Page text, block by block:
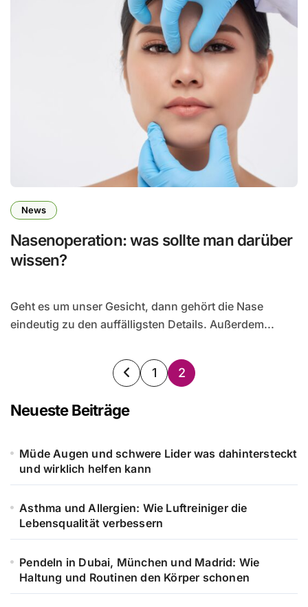
News
Nasenoperation: was sollte man darüber
wissen?
Geht es um unser Gesicht, dann gehört die Nase
eindeutig zu den auffälligsten Details. Außerdem...
Seitennummerierung
Beiträge
1 2
Neueste Beiträge
Müde Augen und schwere Lider was dahintersteckt
und wirklich helfen kann
Asthma und Allergien: Wie Luftreiniger die
Lebensqualität verbessern
Pendeln in Dubai, München und Madrid: Wie
Haltung und Routinen den Körper schonen